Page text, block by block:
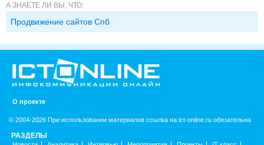
А ЗНАЕТЕ ЛИ ВЫ, ЧТО:
Продвижение сайтов Спб
О проекте
© 2004-2026 При использовании материалов ссылка на ict-online.ru обязательна
РАЗДЕЛЫ